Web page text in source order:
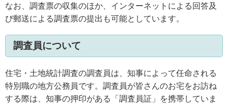
なお、調査票の収集のほか、インターネットによる回答及
び郵送による調査票の提出も可能としています。
調査員について
住宅・土地統計調査の調査員は、知事によって任命される
特別職の地方公務員です。調査員が皆さんのお宅をお訪ね
する際は、知事の押印がある「調査員証」を携帯していま